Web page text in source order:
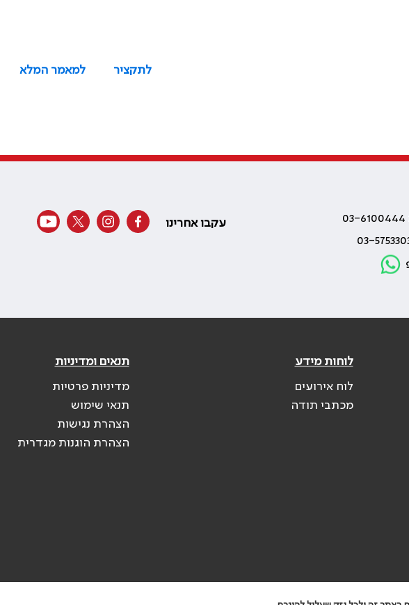
לתקציר
למאמר המלא
עקבו אחרינו
לוחות מידע
לוח אירועים
מכתבי תודה
תנאים ומדיניות
מדיניות פרטיות
תנאי שימוש
הצהרת נגישות
הצהרת הוגנות מגדרית